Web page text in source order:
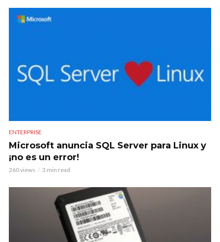
ENTERPRISE
Microsoft anuncia SQL Server para Linux y
¡no es un error!
260 views 3 min read